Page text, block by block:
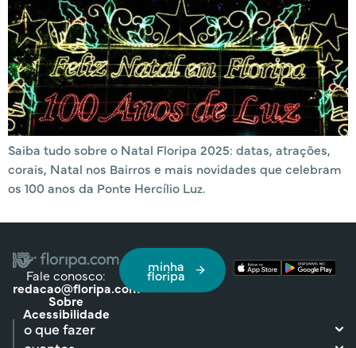
Saiba tudo sobre o Natal Floripa 2025: datas, atrações,
corais, Natal nos Bairros e mais novidades que celebram
os 100 anos da Ponte Hercílio Luz.
Fale conosco:
redacao@floripa.com
Sobre
Acessibilidade
minha
floripa
o que fazer